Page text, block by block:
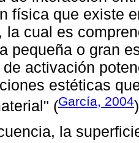
física que existe
la cual es
pequeña o gran
activación
estéticas
(García, 2004
la